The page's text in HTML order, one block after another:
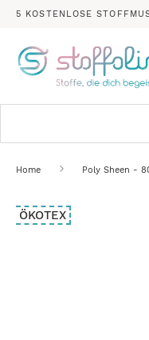
5 KOSTENLOSE
Home Poly Sheen -
Zum
Ende
ÖKOTEX